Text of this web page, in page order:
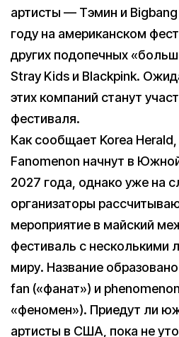
артисты — Тэмин и
году на американском
других подопечных
Stray Kids и Blackpink.
этих компаний станут
фестиваля.
Как сообщает Korea
Fanomenon начнут в
2027 года, однако уже на
организаторы
мероприятие в майский
фестиваль с несколькими
миру. Название
fan («фанат») и
«феномен»). Приедут ли
артисты в США, пока не